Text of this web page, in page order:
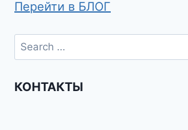
Перейти в БЛОГ
КОНТАКТЫ